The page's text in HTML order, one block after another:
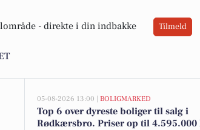
- direkte i din indbakke Tilmeld
05-08-2026 13:00 | BOLIGMARKED
Top 6 over dyreste boliger til salg i
Rødkærsbro. Priser op til 4.595.000